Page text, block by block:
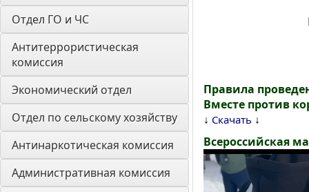
Отдел ГО и ЧС
Антитеррористическая
комиссия
Экономический отдел
Отдел по сельскому хозяйству
Антинаркотическая комиссия
Административная комиссия
Правила
Вместе против
↓ Скачать ↓
Всероссийская